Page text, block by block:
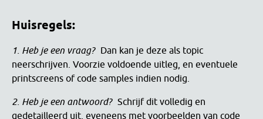
Huisregels:
1. Heb je een vraag?
Dan kan je deze als topic
neerschrijven. Voorzie voldoende uitleg, en eventuele
printscreens of code samples indien nodig.
2. Heb je een antwoord? Schrijf dit volledig en
gedetailleerd uit, eveneens met voorbeelden van code